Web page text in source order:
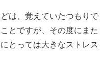
は、覚えていたつもりで
とですが、その度にまた
とっては大きなストレス